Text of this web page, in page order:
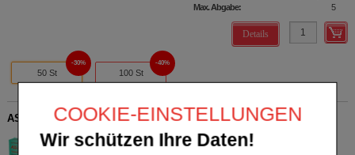
COOKIE-EINSTELLUNGEN
Wir schützen Ihre Daten!
Max. Abgabe:
5
Details
50 St
30%
100 St
40%
ASS Dexcel 100 mg Tabletten
Dexcel Pharma GmbH
09064645
AVP ***